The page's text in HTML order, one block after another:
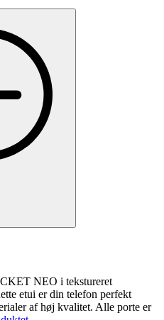
NEO i tekstureret
etui er din telefon perfekt
af høj kvalitet. Alle porte er